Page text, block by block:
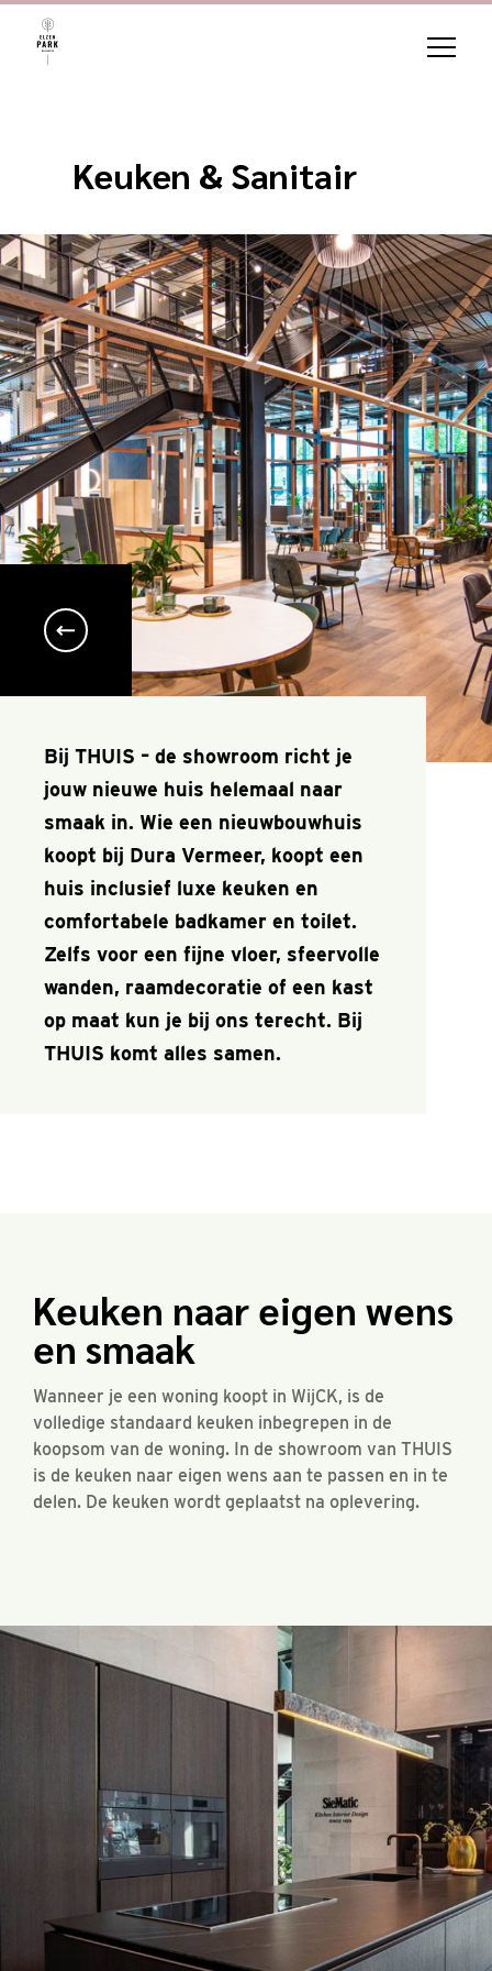
Keuken & Sanitair
Bij THUIS – de showroom richt je
jouw nieuwe huis helemaal naar
smaak in. Wie een nieuwbouwhuis
koopt bij Dura Vermeer, koopt een
huis inclusief luxe keuken en
comfortabele badkamer en toilet.
Zelfs voor een fijne vloer, sfeervolle
wanden, raamdecoratie of een kast
op maat kun je bij ons terecht. Bij
THUIS komt alles samen.
Keuken naar eigen wens
en smaak
Wanneer je een woning koopt in WijCK, is de
volledige standaard keuken inbegrepen in de
koopsom van de woning. In de showroom van THUIS
is de keuken naar eigen wens aan te passen en in te
delen. De keuken wordt geplaatst na oplevering.